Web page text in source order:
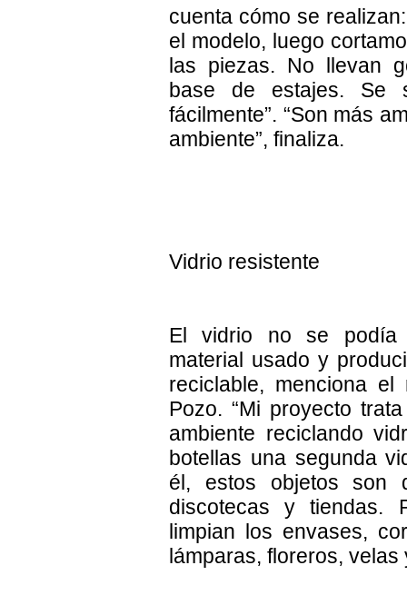
cuenta cómo se
el modelo, luego
las piezas. No llevan
base de estajes. Se
fácilmente”. “Son más
ambiente”, finaliza.
Vidrio resistente
El vidrio no se podía
material usado y
reciclable, menciona el
Pozo. “Mi proyecto
ambiente reciclando
botellas una segunda
él, estos objetos son
discotecas y tiendas.
limpian los envases,
lámparas, floreros, velas